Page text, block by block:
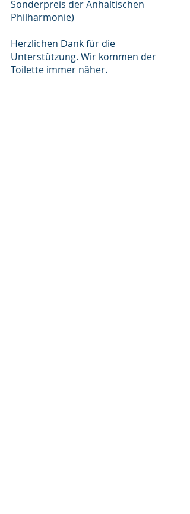
Sonderpreis der Anhaltischen
Philharmonie)
Herzlichen Dank für die
Unterstützung. Wir kommen der
Toilette immer näher.